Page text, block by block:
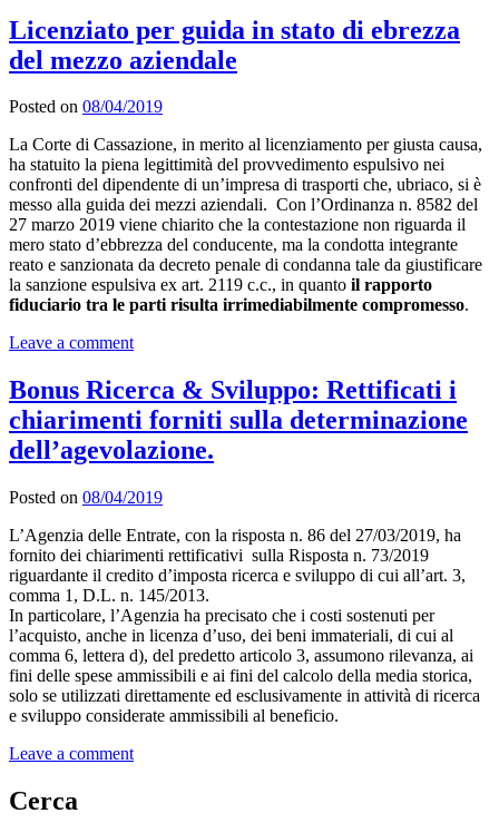
Licenziato per guida in stato di ebrezza
del mezzo aziendale
Posted on 08/04/2019
La Corte di Cassazione, in merito al licenziamento per giusta causa,
ha statuito la piena legittimità del provvedimento espulsivo nei
confronti del dipendente di un’impresa di trasporti che, ubriaco, si è
messo alla guida dei mezzi aziendali. Con l’Ordinanza n. 8582 del
27 marzo 2019 viene chiarito che la contestazione non riguarda il
mero stato d’ebbrezza del conducente, ma la condotta integrante
reato e sanzionata da decreto penale di condanna tale da giustificare
la sanzione espulsiva ex art. 2119 c.c., in quanto il rapporto
fiduciario tra le parti risulta irrimediabilmente compromesso.
Leave a comment
Bonus Ricerca & Sviluppo: Rettificati i
chiarimenti forniti sulla determinazione
dell’agevolazione.
Posted on 08/04/2019
L’Agenzia delle Entrate, con la risposta n. 86 del 27/03/2019, ha
fornito dei chiarimenti rettificativi sulla Risposta n. 73/2019
riguardante il credito d’imposta ricerca e sviluppo di cui all’art. 3,
comma 1, D.L. n. 145/2013.
In particolare, l’Agenzia ha precisato che i costi sostenuti per
l’acquisto, anche in licenza d’uso, dei beni immateriali, di cui al
comma 6, lettera d), del predetto articolo 3, assumono rilevanza, ai
fini delle spese ammissibili e ai fini del calcolo della media storica,
solo se utilizzati direttamente ed esclusivamente in attività di ricerca
e sviluppo considerate ammissibili al beneficio.
Leave a comment
Cerca